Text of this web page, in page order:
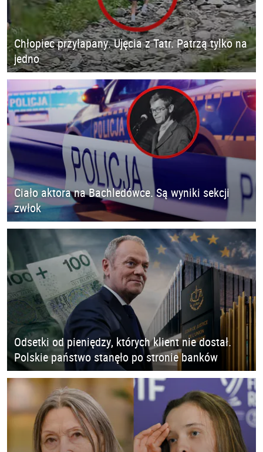
Chłopiec przyłapany. Ujęcia z Tatr. Patrzą tylko na
jedno
Ciało aktora na Bachledówce. Są wyniki sekcji
zwłok
Odsetki od pieniędzy, których klient nie dostał.
Polskie państwo stanęło po stronie banków